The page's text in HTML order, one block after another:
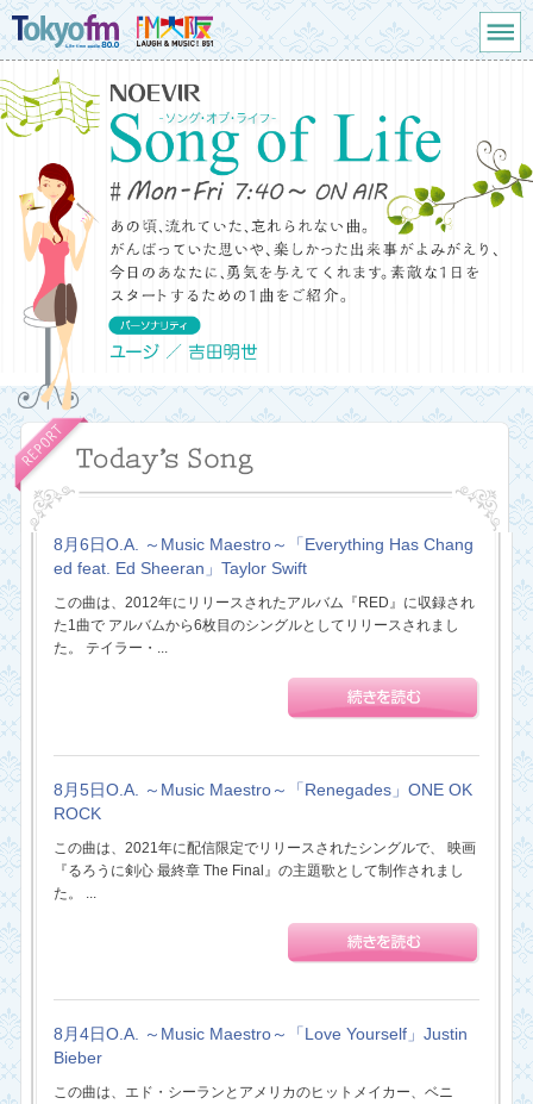
8月6日O.A. ～Music Maestro～「Everything Has Chang
ed feat. Ed Sheeran」Taylor Swift
この曲は、2012年にリリースされたアルバム『RED』に収録され
た1曲で アルバムから6枚目のシングルとしてリリースされまし
た。 テイラー・...
8月5日O.A. ～Music Maestro～「Renegades」ONE OK
ROCK
この曲は、2021年に配信限定でリリースされたシングルで、 映画
『るろうに剣心 最終章 The Final』の主題歌として制作されまし
た。 ...
8月4日O.A. ～Music Maestro～「Love Yourself」Justin
Bieber
この曲は、エド・シーランとアメリカのヒットメイカー、ベニ